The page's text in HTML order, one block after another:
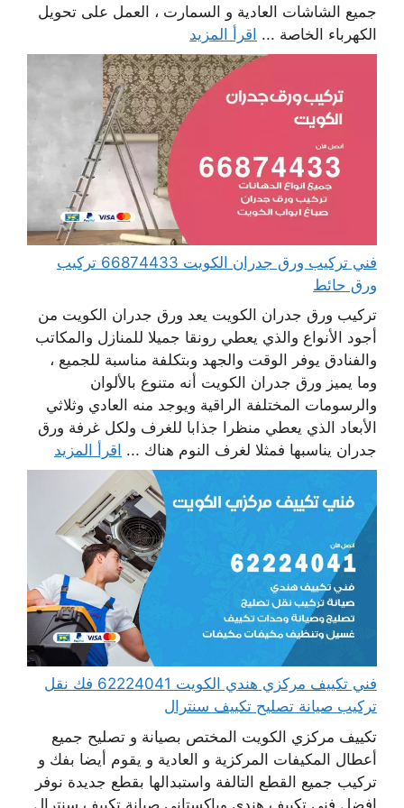
جميع الشاشات العادية و السمارت ، العمل على تحويل
الكهرباء الخاصة ... اقرأ المزيد
فني تركيب ورق جدران الكويت 66874433 تركيب
ورق حائط
تركيب ورق جدران الكويت يعد ورق جدران الكويت من
أجود الأنواع والذي يعطي رونقا جميلا للمنازل والمكاتب
والفنادق يوفر الوقت والجهد وبتكلفة مناسبة للجميع ،
وما يميز ورق جدران الكويت أنه متنوع بالألوان
والرسومات المختلفة الراقية ويوجد منه العادي وثلاثي
الأبعاد الذي يعطي منظرا جذابا للغرف ولكل غرفة ورق
جدران يناسبها فمثلا لغرف النوم هناك ... اقرأ المزيد
فني تكييف مركزي هندي الكويت 62224041 فك نقل
تركيب صيانة تصليح تكييف سنترال
تكييف مركزي الكويت المختص بصيانة و تصليح جميع
أعطال المكيفات المركزية و العادية و يقوم أيضا بفك و
تركيب جميع القطع التالفة واستبدالها بقطع جديدة نوفر
افضل فني تكييف هندي وباكستاني صيانة تكييف سنترال